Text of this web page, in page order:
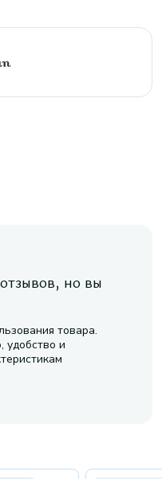
но вы
товара.
удобство и